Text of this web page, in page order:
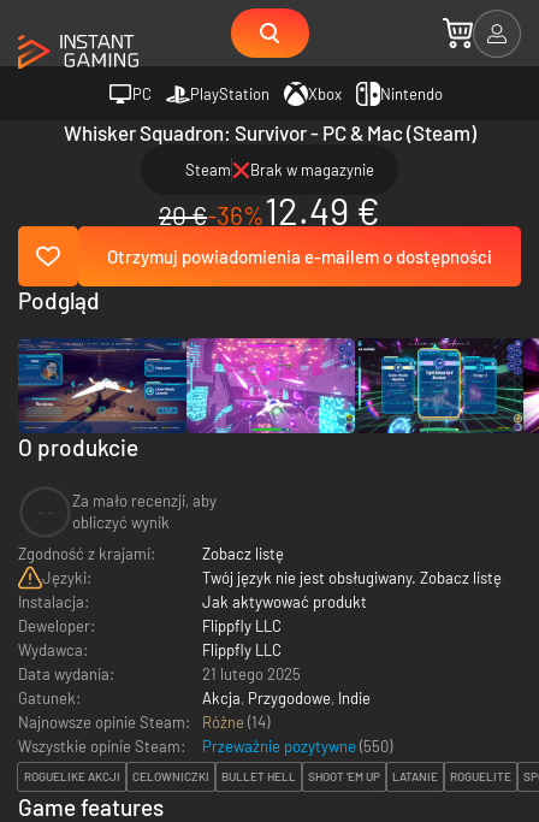
PC PlayStation Xbox Nintendo
Whisker Squadron: Survivor - PC & Mac (Steam)
Steam Brak w magazynie
20 €-36%12.49 €
Otrzymuj powiadomienia e-mailem o dostępności
O produkcie
Za mało recenzji, aby
obliczyć wynik
Zgodność z krajami:
Zobacz listę
Języki:
Twój język nie jest obsługiwany. Zobacz listę
Instalacja:
Jak aktywować produkt
Deweloper:
Flippfly LLC
Wydawca:
Flippfly LLC
Data wydania:
21 lutego 2025
Gatunek:
Akcja, Przygodowe, Indie
Najnowsze opinie Steam:
Różne (14)
Wszystkie opinie Steam:
Przeważnie pozytywne (550)
ROGUELIKE AKCJI CELOWNICZKI BULLET HELL SHOOT 'EM UP LATANIE ROGUELITE
Podgląd
Game features